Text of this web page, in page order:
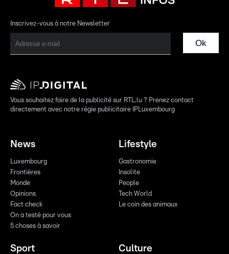
Inscrivez-vous à notre Newsletter
Ok
Vous souhaitez faire de la publicité sur RTL.lu ? Prenez contact
directement avec notre régie publicitaire IPLuxembourg
News
Luxembourg
Frontières
Monde
Opinions
Fact check
On a testé pour vous
5 choses à savoir
Lifestyle
Gastronomie
Insolite
People
Tech World
Le coin des animaux
Sport Culture